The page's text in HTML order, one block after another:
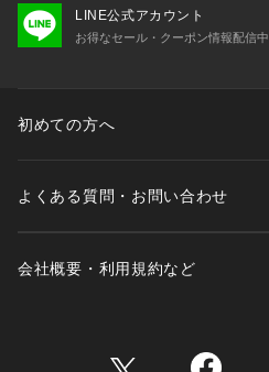
LINE公式アカウント
お得なセール・クーポン情報配信中
初めての方へ
よくある質問・お問い合わせ
会社概要・利用規約など